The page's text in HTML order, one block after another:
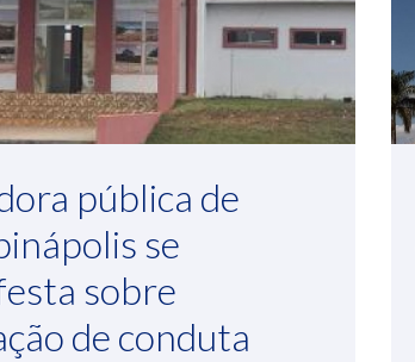
pública de
se
sobre
de conduta